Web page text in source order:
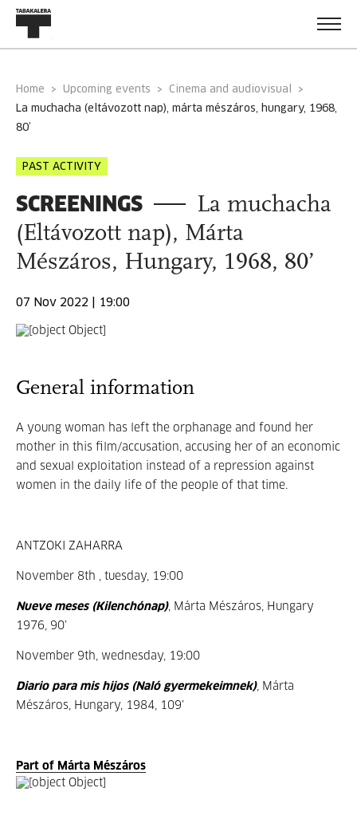
Home Upcoming events
Cinema and audiovisual
la muchacha (eltávozott nap), márta mészáros, hungary, 1968,
80’
PAST ACTIVITY
SCREENINGS
La muchacha
(Eltávozott nap), Márta
Mészáros, Hungary, 1968, 80’
07 Nov 2022 | 19:00
General information
A young woman has left the orphanage and found her
mother in this film/accusation, accusing her of an economic
and sexual exploitation instead of a repression against
women in the daily life of the people of that time.
ANTZOKI ZAHARRA
November 8th , tuesday, 19:00
Nueve meses (Kilenchónap), Márta Mészáros, Hungary
1976, 90’
November 9th, wednesday, 19:00
Diario para mis hijos (Naló gyermekeimnek), Márta
Mészáros, Hungary, 1984, 109’
Part of Márta Mészáros